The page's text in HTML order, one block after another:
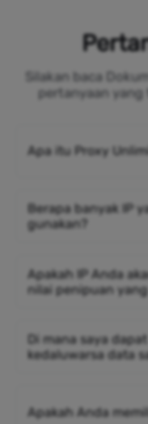
Silakan baca
pertanyaan
Apa itu Proxy
Berapa banyak IP
gunakan?
Apakah IP Anda
nilai penipuan yang
Di mana saya
kedaluwarsa data
Apakah Anda